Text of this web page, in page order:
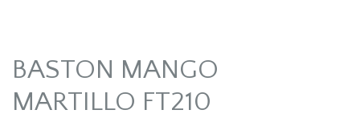
BASTON MANGO
MARTILLO FT210